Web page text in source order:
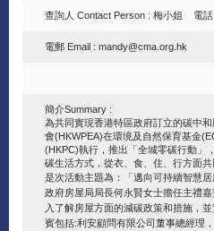
查詢人 Contact Person : 梅小姐 電話
電郵 Email : mandy@cma.org.hk
簡介Summary :
為共同實現香港特區政府訂立的碳中
會(HKWPEA)在環境及自然保育基金
(HKPC)執行，推出「全城零碳行動」
碳生活方式，從衣、食、住、行方面共
是次活動主題為：「邁向可持續智慧
政府房屋局局長何永賢女士擔任主禮
入了解房屋方面的減碳政策和措施，
賓包括:利安顧問有限公司董事總經理